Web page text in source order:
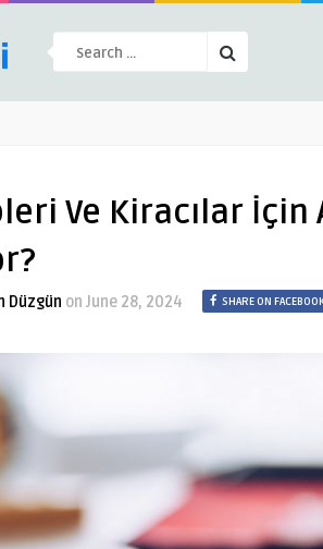
Ve Kiracılar İçin
Düzgün on June 28, 2024 SHARE ON